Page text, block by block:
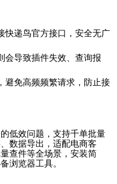
快递鸟官方接口，安全无广
会导致插件失效、查询报
避免高频频繁请求，防止接
低效问题，支持千单批量
数据导出，适配电商客
查件等全场景，安装简
浏览器工具。